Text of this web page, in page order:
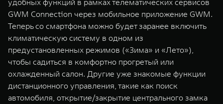
удобных функций в рамках телематических сервисов
GWM Connection через мобильное приложение GWM.
Теперь со смартфона можно будет заранее включить
климатическую систему в одном из
предустановленных режимов («Зима» и «Лето»),
чтобы садиться в комфортно прогретый или
охлажденный салон. Другие уже знакомые функции
дистанционного управления, такие как поиск
автомобиля, открытие/закрытие центрального замка